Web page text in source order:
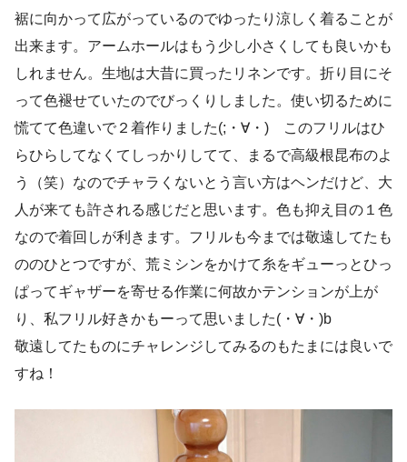
裾に向かって広がっているのでゆったり涼しく着ることが
出来ます。アームホールはもう少し小さくしても良いかも
しれません。生地は大昔に買ったリネンです。折り目にそ
って色褪せていたのでびっくりしました。使い切るために
慌てて色違いで２着作りました(;・∀・) このフリルはひ
らひらしてなくてしっかりしてて、まるで高級根昆布のよ
う（笑）なのでチャラくないとう言い方はヘンだけど、大
人が来ても許される感じだと思います。色も抑え目の１色
なので着回しが利きます。フリルも今までは敬遠してたも
ののひとつですが、荒ミシンをかけて糸をギューっとひっ
ぱってギャザーを寄せる作業に何故かテンションが上が
り、私フリル好きかもーって思いました(・∀・)b
敬遠してたものにチャレンジしてみるのもたまには良いで
すね！